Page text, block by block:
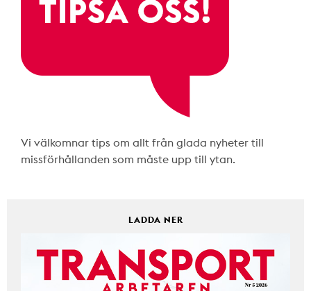
Vi välkomnar tips om allt från glada nyheter till
missförhållanden som måste upp till ytan.
LADDA NER